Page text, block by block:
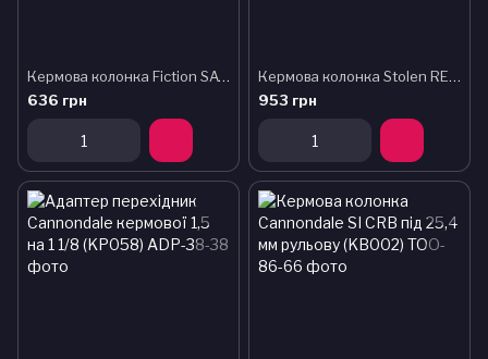
Кермова колонка Fiction SAVAGE HEADSET, 45X45°, 15mm HEIGHT, ALLOY, чорний
636 грн
Кермова колонка Stolen REVOLVER HEADSET, 45X45°, 15mm HEIGHT, ALLOY, чорний
953 грн